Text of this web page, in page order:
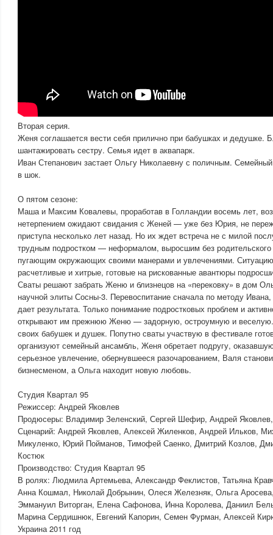
Вторая серия.
Женя соглашается вести себя прилично при бабушках и дедушке.
шантажировать сестру. Семья идет в аквапарк.
Иван Степанович застает Ольгу Николаевну с поличным.
в шок.
О пятом сезоне:
Маша и Максим Ковалевы, проработав в Голландии восемь лет,
нетерпением ожидают свидания с Женей — уже без Юрия, не
приступа несколько лет назад. Но их ждет встреча не с милой
трудным подростком — неформалом, выросшим без родительского
пугающим окружающих своими манерами и увлечениями.
расчетливые и хитрые, готовые на рискованные авантюры
Сваты решают забрать Женю и близнецов на «перековку» в дом
научной элиты Сосны-3. Перевоспитание сначала по методу
дает результата. Только понимание подростковых проблем и
открывают им прежнюю Женю — задорную, остроумную и
своих бабушек и душек. Попутно сваты участвую в фестивале
организуют семейный ансамбль, Женя обретает подругу,
серьезное увлечение, обернувшееся разочарованием, Валя
бизнесменом, а Ольга находит новую любовь.
Студия Квартал 95
Режиссер: Андрей Яковлев
Продюсеры: Владимир Зеленский, Сергей Шефир, Андрей
Сценарий: Андрей Яковлев, Алексей Жиленков, Андрей Ильков,
Микуленко, Юрий Пойманов, Тимофей Саенко, Дмитрий Козлов,
Костюк
Производство: Студия Квартал 95
В ролях: Людмила Артемьева, Александр Феклистов, Татьяна
Анна Кошмал, Николай Добрынин, Олеся Железняк, Ольга
Эммануил Виторган, Елена Сафонова, Инна Королева, Даниил
Марина Сердишнюк, Евгений Капорин, Семен Фурман, Алексей
Украина 2011 год